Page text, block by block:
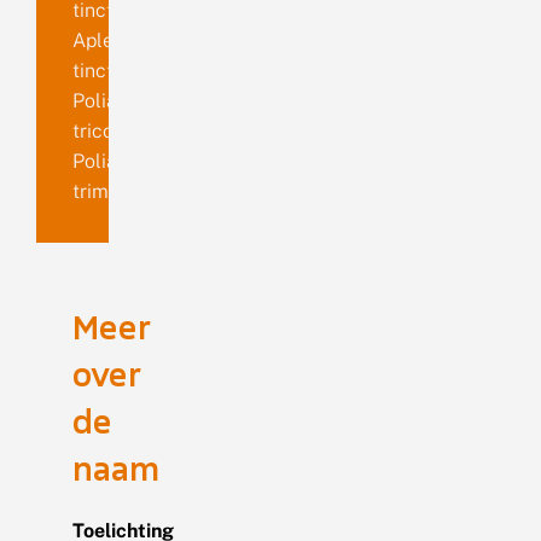
tincta
Aplecta
tincta
Polia
tricoma
Polia
trimaculosa
Meer
over
de
naam
Toelichting